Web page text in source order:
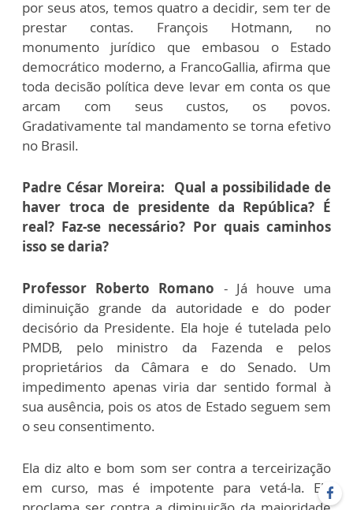
por seus atos, temos quatro a decidir, sem ter de
prestar contas. François Hotmann, no
monumento jurídico que embasou o Estado
democrático moderno, a FrancoGallia, afirma que
toda decisão política deve levar em conta os que
arcam com seus custos, os povos.
Gradativamente tal mandamento se torna efetivo
no Brasil.
Padre César Moreira: Qual a possibilidade de
haver troca de presidente da República? É
real? Faz-se necessário? Por quais caminhos
isso se daria?
Professor Roberto Romano - Já houve uma
diminuição grande da autoridade e do poder
decisório da Presidente. Ela hoje é tutelada pelo
PMDB, pelo ministro da Fazenda e pelos
proprietários da Câmara e do Senado. Um
impedimento apenas viria dar sentido formal à
sua ausência, pois os atos de Estado seguem sem
o seu consentimento.
Ela diz alto e bom som ser contra a terceirização
em curso, mas é impotente para vetá-la. Ela